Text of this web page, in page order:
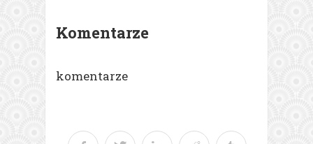
Komentarze
komentarze